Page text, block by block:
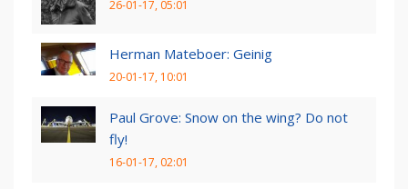
26-01-17, 05:01
Herman Mateboer: Geinig
20-01-17, 10:01
Paul Grove: Snow on the wing? Do not
fly!
16-01-17, 02:01